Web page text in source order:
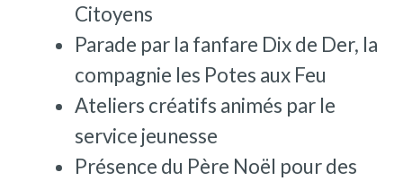
Citoyens
Parade par la fanfare Dix de Der, la
compagnie les Potes aux Feu
Ateliers créatifs animés par le
service jeunesse
Présence du Père Noël pour des